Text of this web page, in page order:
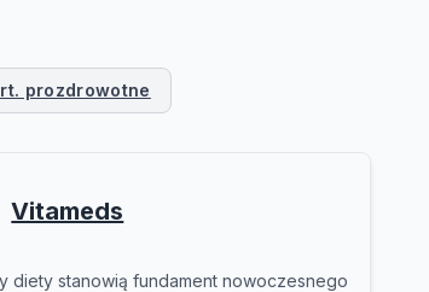
prozdrowotne
Vitameds
diety stanowią fundament nowoczesnego